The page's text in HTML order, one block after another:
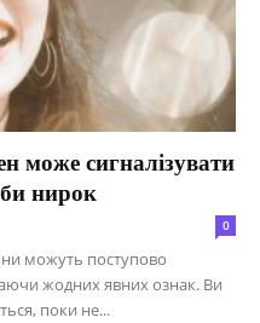
може сигналізувати
нирок
0
можуть поступово
жодних явних ознак. Ви
поки не...